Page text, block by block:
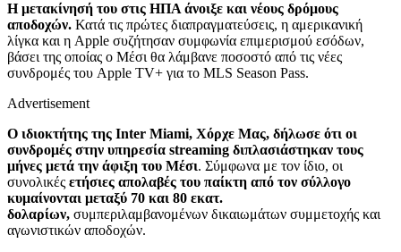
Η μετακίνησή του στις ΗΠΑ άνοιξε και νέους δρόμους
αποδοχών. Κατά τις πρώτες διαπραγματεύσεις, η αμερικανική
λίγκα και η Apple συζήτησαν συμφωνία επιμερισμού εσόδων,
βάσει της οποίας ο Μέσι θα λάμβανε ποσοστό από τις νέες
συνδρομές του Apple TV+ για το MLS Season Pass.
Advertisement
Ο ιδιοκτήτης της Inter Miami, Χόρχε Μας, δήλωσε ότι οι
συνδρομές στην υπηρεσία streaming διπλασιάστηκαν τους
μήνες μετά την άφιξη του Μέσι. Σύμφωνα με τον ίδιο, οι
συνολικές ετήσιες απολαβές του παίκτη από τον σύλλογο
κυμαίνονται μεταξύ 70 και 80 εκατ.
δολαρίων, συμπεριλαμβανομένων δικαιωμάτων συμμετοχής και
αγωνιστικών αποδοχών.